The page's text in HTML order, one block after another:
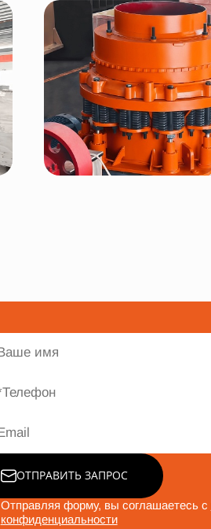
ОТПРАВИТЬ ЗАПРОС
Отправляя форму, вы соглашаетесь с
конфиденциальности